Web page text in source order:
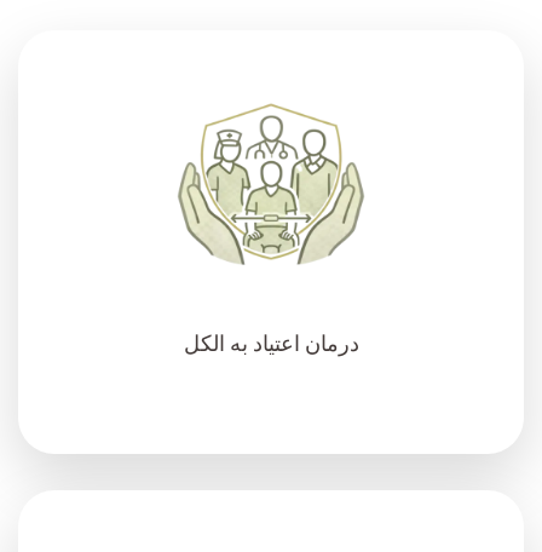
درمان اعتیاد به الکل